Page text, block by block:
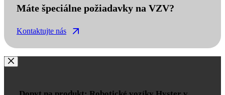
Máte špeciálne požiadavky na VZV?
Kontaktujte nás